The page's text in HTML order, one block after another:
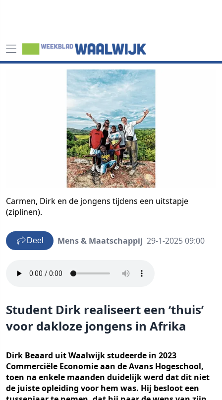
Carmen, Dirk en de jongens tijdens een uitstapje
(ziplinen).
Deel Mens & Maatschappij 29-1-2025 09:00
Student Dirk realiseert een ‘thuis’
voor dakloze jongens in Afrika
Dirk Beaard uit Waalwijk studeerde in 2023
Commerciële Economie aan de Avans Hogeschool,
toen na enkele maanden duidelijk werd dat dit niet
de juiste opleiding voor hem was. Hij besloot een